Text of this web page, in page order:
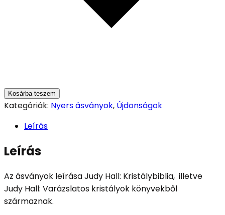
Kosárba teszem
Kategóriák: Nyers ásványok, Újdonságok
Leírás
Leírás
Az ásványok leírása Judy Hall: Kristálybiblia, illetve
Judy Hall: Varázslatos kristályok könyvekből
származnak.